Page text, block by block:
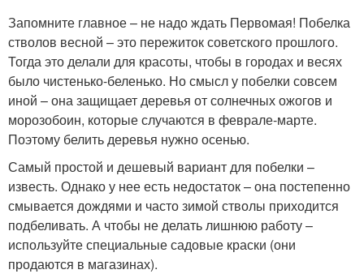
Запомните главное – не надо ждать Первомая! Побелка
стволов весной – это пережиток советского прошлого.
Тогда это делали для красоты, чтобы в городах и весях
было чистенько-беленько. Но смысл у побелки совсем
иной – она защищает деревья от солнечных ожогов и
морозобоин, которые случаются в феврале-марте.
Поэтому белить деревья нужно осенью.
Самый простой и дешевый вариант для побелки –
известь. Однако у нее есть недостаток – она постепенно
смывается дождями и часто зимой стволы приходится
подбеливать. А чтобы не делать лишнюю работу –
используйте специальные садовые краски (они
продаются в магазинах).